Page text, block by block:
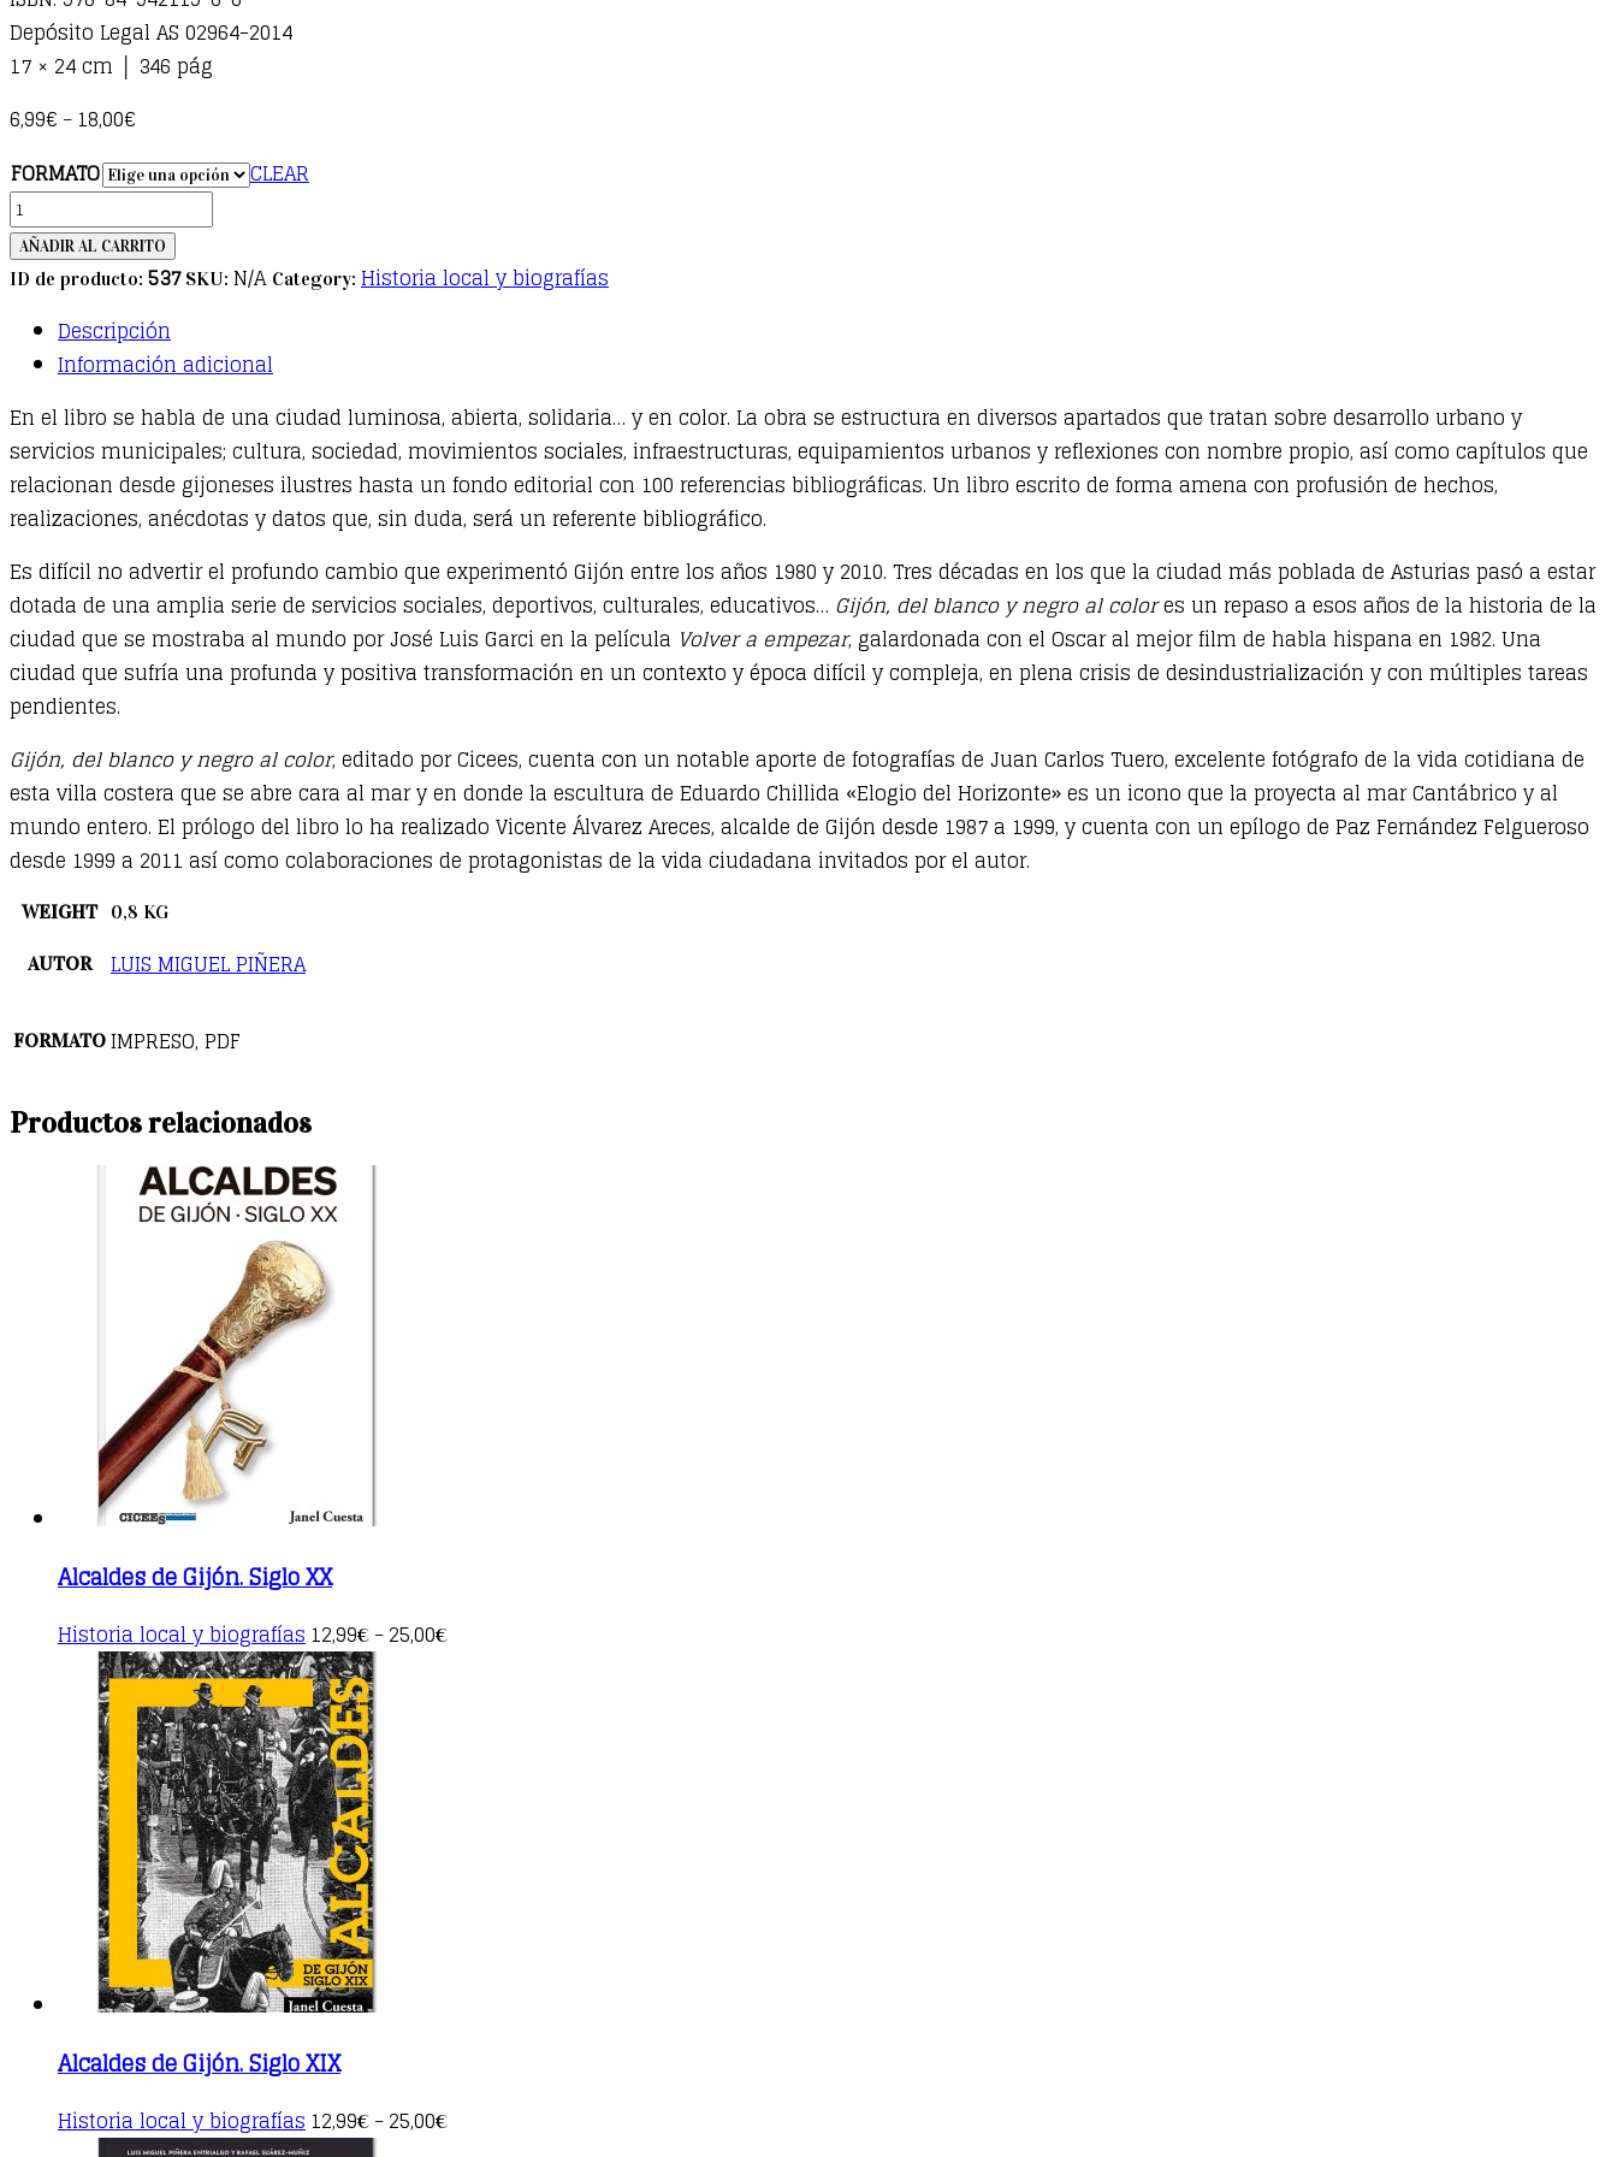
Depósito Legal AS 02964-2014
17 × 24 cm │ 346 pág
6,99€ – 18,00€
FORMATO
CLEAR
Gijón,
del
blanco
negro
color
quantity
AÑADIR AL CARRITO
ID de producto: 537 SKU: N/A Category: Historia local y biografías
Descripción
Información adicional
En el libro se habla de una ciudad luminosa, abierta, solidaria… y en color. La obra se estructura en diversos apartados que tratan sobre desarrollo urbano y
servicios municipales; cultura, sociedad, movimientos sociales, infraestructuras, equipamientos urbanos y reflexiones con nombre propio, así como capítulos que
relacionan desde gijoneses ilustres hasta un fondo editorial con 100 referencias bibliográficas. Un libro escrito de forma amena con profusión de hechos,
realizaciones, anécdotas y datos que, sin duda, será un referente bibliográfico.
Es difícil no advertir el profundo cambio que experimentó Gijón entre los años 1980 y 2010. Tres décadas en los que la ciudad más poblada de Asturias pasó a estar
dotada de una amplia serie de servicios sociales, deportivos, culturales, educativos… Gijón, del blanco y negro al colores un repaso a esos años de la historia de la
ciudad que se mostraba al mundo por José Luis Garci en la película Volver a empezar, galardonada con el Oscar al mejor film de habla hispana en 1982. Una
ciudad que sufría una profunda y positiva transformación en un contexto y época difícil y compleja, en plena crisis de desindustrialización y con múltiples tareas
pendientes.
Gijón, del blanco y negro al color, editado por Cicees, cuenta con un notable aporte de fotografías de Juan Carlos Tuero, excelente fotógrafo de la vida cotidiana de
esta villa costera que se abre cara al mar y en donde la escultura de Eduardo Chillida «Elogio del Horizonte» es un icono que la proyecta al mar Cantábrico y al
mundo entero. El prólogo del libro lo ha realizado Vicente Álvarez Areces, alcalde de Gijón desde 1987 a 1999, y cuenta con un epílogo de Paz Fernández Felgueroso
desde 1999 a 2011 así como colaboraciones de protagonistas de la vida ciudadana invitados por el autor.
WEIGHT 0,8 KG
AUTOR LUIS MIGUEL PIÑERA
FORMATO IMPRESO, PDF
Productos relacionados
Alcaldes de Gijón. Siglo XX
Historia local y biografías This
product
has
multiple
variants.
The
options
may
be
chosen
on
the
product
page
12,99€ – 25,00€
Alcaldes de Gijón. Siglo XIX
Historia local y biografías This
product
12,99€ – 25,00€